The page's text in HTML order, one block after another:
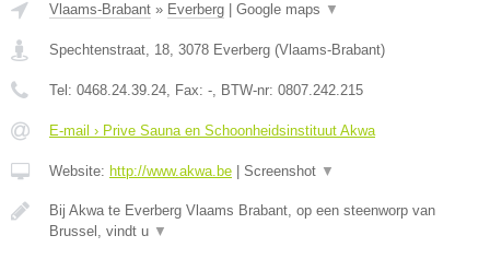
Vlaams-Brabant » Everberg Google maps ▼
Spechtenstraat, 18, 3078 Everberg (Vlaams-Brabant)
Tel: 0468.24.39.24, Fax: -, BTW-nr: 0807.242.215
E-mail › Prive Sauna en Schoonheidsinstituut Akwa
Website: http://www.akwa.be Screenshot ▼
Bij Akwa te Everberg Vlaams Brabant, op een steenworp van
Brussel, vindt u ▼